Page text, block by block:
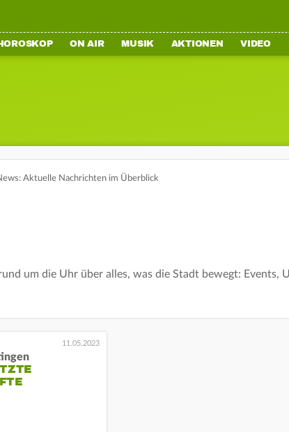
ON AIR MUSIK AKTIONEN VIDEO
Aktuelle Nachrichten im Überblick
um die Uhr über alles, was die Stadt bewegt: Events,
11.05.2023